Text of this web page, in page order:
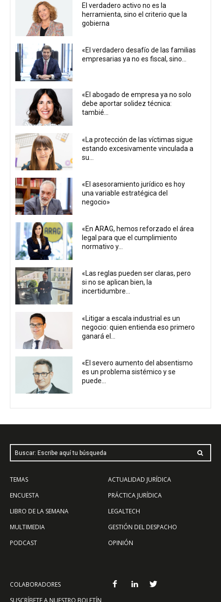
El verdadero activo no es la
herramienta, sino el criterio que la
gobierna
«El verdadero desafío de las familias
empresarias ya no es fiscal, sino...
«El abogado de empresa ya no solo
debe aportar solidez técnica:
tambié...
«La protección de las víctimas sigue
estando excesivamente vinculada a
su...
«El asesoramiento jurídico es hoy
una variable estratégica del
negocio»
«En ARAG, hemos reforzado el área
legal para que el cumplimiento
normativo y...
«Las reglas pueden ser claras, pero
si no se aplican bien, la
incertidumbre...
«Litigar a escala industrial es un
negocio: quien entienda eso primero
ganará el...
«El severo aumento del absentismo
es un problema sistémico y se
puede...
Buscar: Escribe aquí tu búsqueda
TEMAS
ENCUESTA
LIBRO DE LA SEMANA
MULTIMEDIA
PODCAST
ACTUALIDAD JURÍDICA
PRÁCTICA JURÍDICA
LEGALTECH
GESTIÓN DEL DESPACHO
OPINIÓN
COLABORADORES